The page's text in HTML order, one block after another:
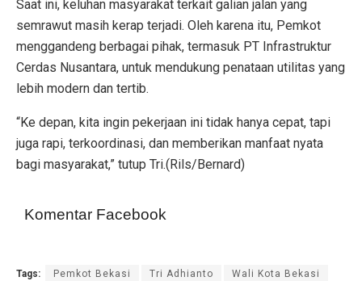
Saat ini, keluhan masyarakat terkait galian jalan yang
semrawut masih kerap terjadi. Oleh karena itu, Pemkot
menggandeng berbagai pihak, termasuk PT Infrastruktur
Cerdas Nusantara, untuk mendukung penataan utilitas yang
lebih modern dan tertib.
“Ke depan, kita ingin pekerjaan ini tidak hanya cepat, tapi
juga rapi, terkoordinasi, dan memberikan manfaat nyata
bagi masyarakat,” tutup Tri.(Rils/Bernard)
Komentar Facebook
Tags: Pemkot Bekasi Tri Adhianto Wali Kota Bekasi